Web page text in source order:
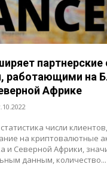
работающими на
Африке
числи
на криптовалютные
и Северной Африки,
данным, количество...